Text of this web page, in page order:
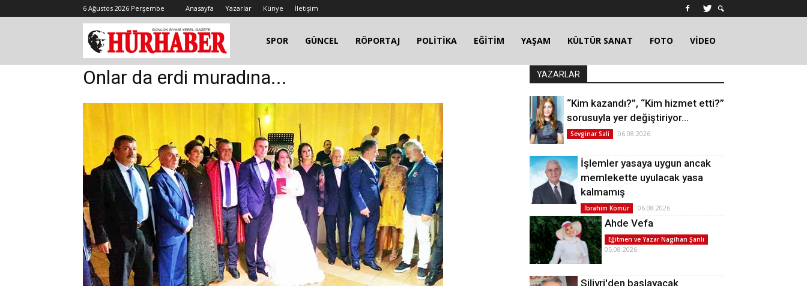
6 Ağustos 2026 Perşembe Anasayfa Yazarlar Künye İletişim
SPOR GÜNCEL RÖPORTAJ POLİTİKA EĞİTİM YAŞAM KÜLTÜR SANAT FOTO VİDEO
Onlar da erdi muradına... YAZARLAR
“Kim kazandı?”, “Kim hizmet etti?”
sorusuyla yer değiştiriyor…
Sevginar Sali 06.08.2026
İşlemler yasaya uygun ancak
memlekette uyulacak yasa
kalmamış
İbrahim Kömür 06.08.2026
Ahde Vefa
Eğitmen ve Yazar Nagihan Şanlı
05.08.2026
Silivri'den başlayacak